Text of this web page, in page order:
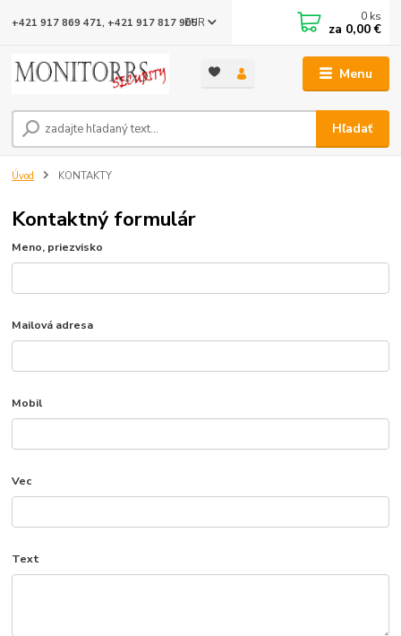
Menu
EUR
Hľadať
+421 917 869 471, +421 917 817 905 0 ks
za 0,00 €
Úvod KONTAKTY
Kontaktný formulár
Meno, priezvisko
Mailová adresa
Mobil
Vec
Text